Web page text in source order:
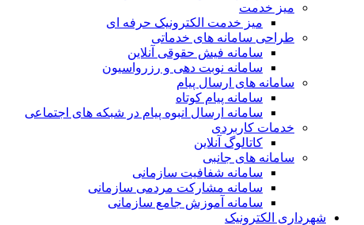
میز خدمت
میز خدمت الکترونیک حرفه ای
طراحی سامانه های خدماتی
سامانه فیش حقوقی آنلاین
سامانه نوبت دهی و رزرواسیون
سامانه های ارسال پیام
سامانه پیام کوتاه
سامانه ارسال انبوه پیام در شبکه های اجتماعی
خدمات کاربردی
کاتالوگ آنلاین
سامانه های جانبی
سامانه شفافیت سازمانی
سامانه مشارکت مردمی سازمانی
سامانه آموزش جامع سازمانی
شهرداری الکترونیک